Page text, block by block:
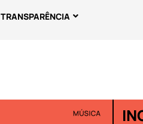
TRANSPARÊNCIA